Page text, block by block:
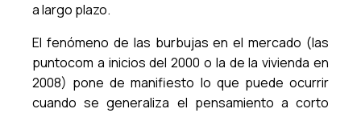
a largo plazo.
El fenómeno de las burbujas en el mercado (las
puntocom a inicios del 2000 o la de la vivienda en
2008) pone de manifiesto lo que puede ocurrir
cuando se generaliza el pensamiento a corto